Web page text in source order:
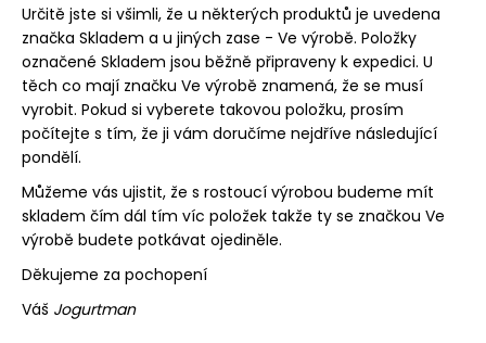
Určitě jste si všimli, že u některých produktů je uvedena
značka Skladem a u jiných zase - Ve výrobě. Položky
označené Skladem jsou běžně připraveny k expedici. U
těch co mají značku Ve výrobě znamená, že se musí
vyrobit. Pokud si vyberete takovou položku, prosím
počítejte s tím, že ji vám doručíme nejdříve následující
pondělí.
Můžeme vás ujistit, že s rostoucí výrobou budeme mít
skladem čím dál tím víc položek takže ty se značkou Ve
výrobě budete potkávat ojediněle.
Děkujeme za pochopení
Váš Jogurtman
PLNOTUČNÝ
110
Kč